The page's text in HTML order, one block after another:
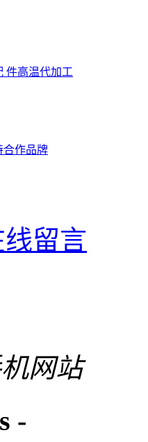
件高温代加工
合作品牌
留言
网站
-